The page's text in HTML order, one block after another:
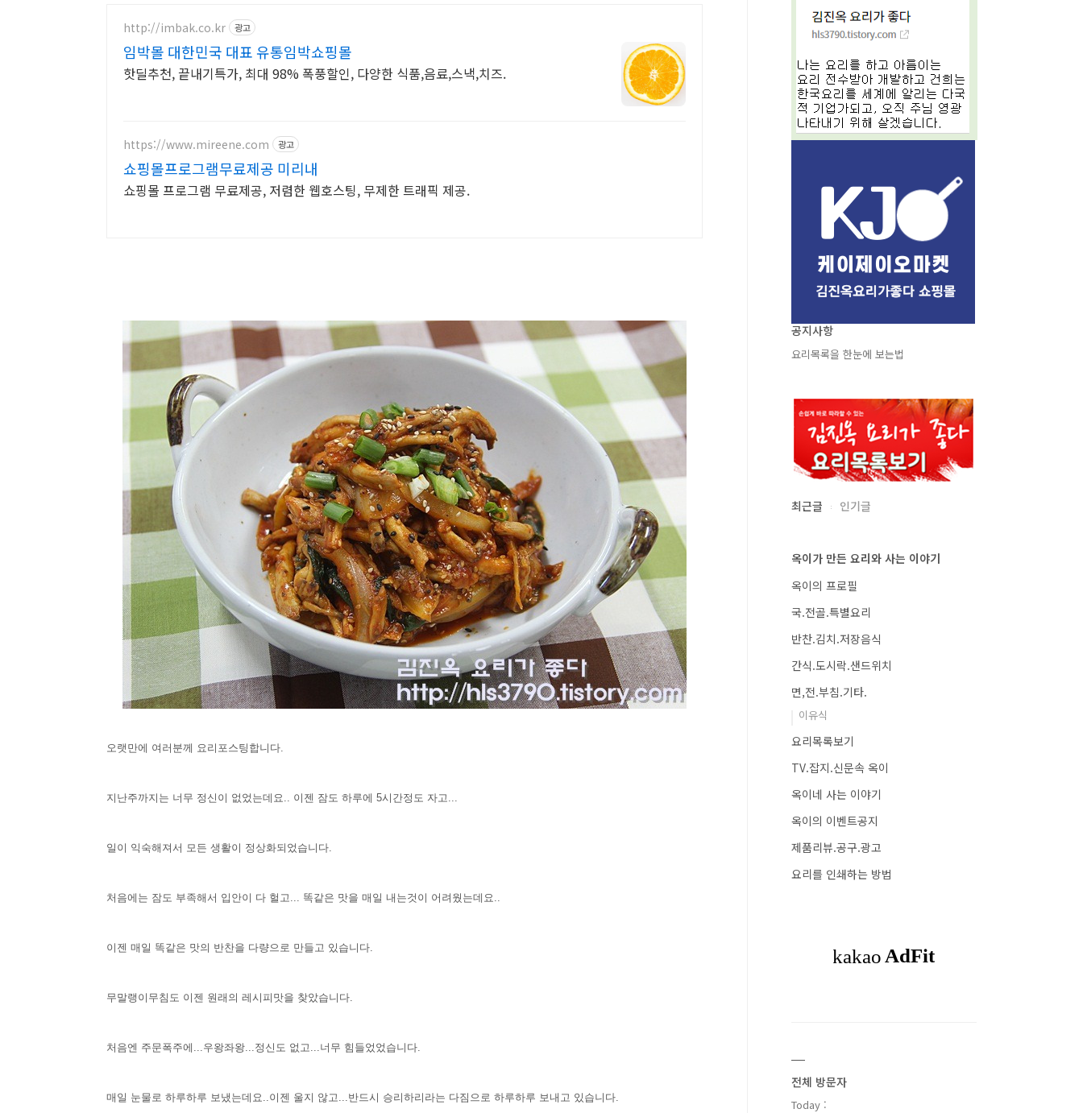
http://imbak.co.kr 광고
임박몰 대한민국 대표 유통임박쇼핑몰
핫딜추천, 끝내기특가, 최대 98% 폭풍할인, 다양한 식품,음료,스낵,치즈.
https://www.mireene.com 광고
쇼핑몰프로그램무료제공 미리내
쇼핑몰 프로그램 무료제공, 저렴한 웹호스팅, 무제한 트래픽 제공.
오랫만에 여러분께 요리포스팅합니다.
지난주까지는 너무 정신이 없었는데요.. 이젠 잠도 하루에 5시간정도 자고...
일이 익숙해져서 모든 생활이 정상화되었습니다.
처음에는 잠도 부족해서 입안이 다 헐고... 똑같은 맛을 매일 내는것이 어려웠는데요..
이젠 매일 똑같은 맛의 반찬을 다량으로 만들고 있습니다.
무말랭이무침도 이젠 원래의 레시피맛을 찾았습니다.
처음엔 주문폭주에...우왕좌왕...정신도 없고...너무 힘들었었습니다.
매일 눈물로 하루하루 보냈는데요..이젠 울지 않고...반드시 승리하리라는 다짐으로 하루하루 보내고 있습니다.
공지사항
요리목록을 한눈에 보는법
최근글 인기글
옥이가 만든 요리와 사는 이야기
옥이의 프로필
국.전골.특별요리
반찬.김치.저장음식
간식.도시락.샌드위치
면,전.부침.기타.
이유식
요리목록보기
TV.잡지.신문속 옥이
옥이네 사는 이야기
옥이의 이벤트공지
제품리뷰.공구.광고
요리를 인쇄하는 방법
전체 방문자
Today :